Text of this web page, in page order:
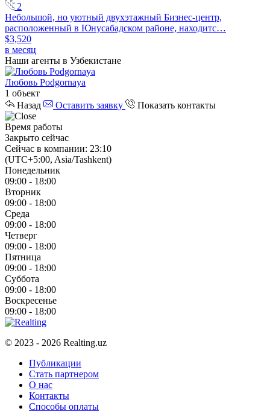
2
Небольшой, но уютный двухэтажный Бизнес-центр,
расположенный в Юнусабадском районе, находитс…
$3,520
в месяц
Наши агенты в Узбекистане
Любовь Podgornaya
1 объект
Назад
Оставить заявку Показать контакты
Время работы
Закрыто сейчас
Сейчас в компании: 23:10
(UTC+5:00, Asia/Tashkent)
Понедельник
09:00 - 18:00
Вторник
09:00 - 18:00
Среда
09:00 - 18:00
Четверг
09:00 - 18:00
Пятница
09:00 - 18:00
Суббота
09:00 - 18:00
Воскресенье
09:00 - 18:00
© 2023 - 2026 Realting.uz
Публикации
Стать партнером
О нас
Контакты
Способы оплаты